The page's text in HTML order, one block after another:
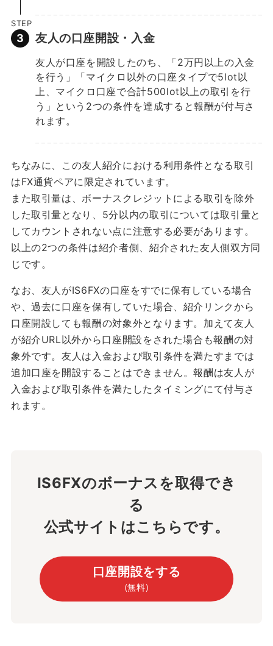
STEP
友人の口座開設・入金
友人が口座を開設したのち、「2万円以上の入金
を行う」「マイクロ以外の口座タイプで5lot以
上、マイクロ口座で合計500lot以上の取引を行
う」という2つの条件を達成すると報酬が付与さ
れます。
ちなみに、この友人紹介における利用条件となる取引
はFX通貨ペアに限定されています。
また取引量は、ボーナスクレジットによる取引を除外
した取引量となり、5分以内の取引については取引量と
してカウントされない点に注意する必要があります。
以上の2つの条件は紹介者側、紹介された友人側双方同
じです。
なお、友人がIS6FXの口座をすでに保有している場合
や、過去に口座を保有していた場合、紹介リンクから
口座開設しても報酬の対象外となります。加えて友人
が紹介URL以外から口座開設をされた場合も報酬の対
象外です。友人は入金および取引条件を満たすまでは
追加口座を開設することはできません。報酬は友人が
入金および取引条件を満たしたタイミングにて付与さ
れます。
IS6FXのボーナスを取得でき
る
公式サイトはこちらです。
口座開設をする
(無料)